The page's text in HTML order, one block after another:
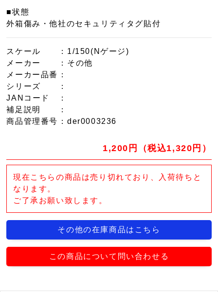
■状態
外箱傷み・他社のセキュリティタグ貼付
スケール
：1/150(Nゲージ)
メーカー
：その他
メーカー品番
：
シリーズ
：
JANコード
：
補足説明
：
商品管理番号 ：der0003236
1,200円（税込1,320円）
現在こちらの商品は売り切れており、入荷待ちと
なります。
ご了承お願い致します。
その他の在庫商品はこちら
この商品について問い合わせる